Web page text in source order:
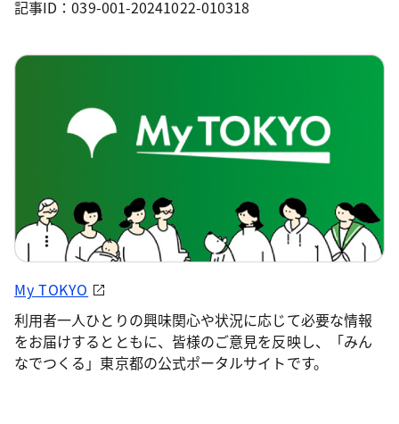
記事ID：039-001-20241022-010318
My TOKYO
利用者一人ひとりの興味関心や状況に応じて必要な情報
をお届けするとともに、皆様のご意見を反映し、「みん
なでつくる」東京都の公式ポータルサイトです。